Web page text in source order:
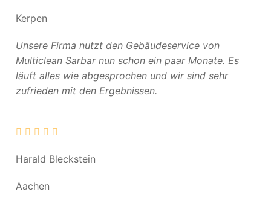
Kerpen
Unsere Firma nutzt den Gebäudeservice von
Multiclean Sarbar nun schon ein paar Monate. Es
läuft alles wie abgesprochen und wir sind sehr
zufrieden mit den Ergebnissen.
Harald Bleckstein
Aachen